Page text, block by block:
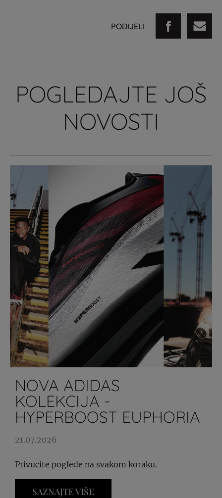
PODIJELI
POGLEDAJTE JOŠ
NOVOSTI
NOVA ADIDAS
KOLEKCIJA -
HYPERBOOST EUPHORIA
21.07.2026
Privucite poglede na svakom koraku.
SAZNAJTE VIŠE